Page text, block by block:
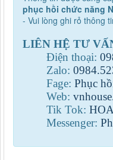
phục hồi chức năng
- Vui lòng ghi rỏ thông
LIÊN HỆ TƯ
Điện thoại:
Zalo: 0984.
Fage: Phục
Web:
Tik Tok:
Messenger: